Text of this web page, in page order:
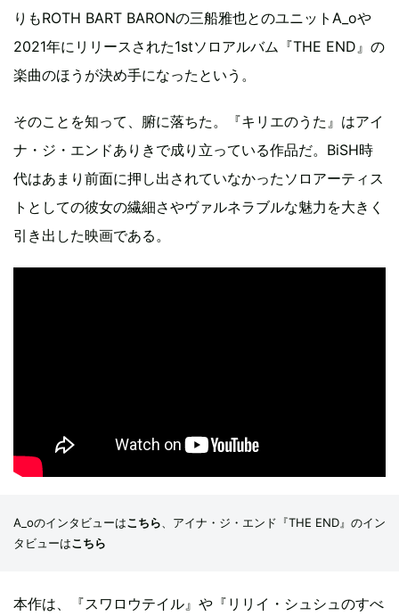
りもROTH BART BARONの三船雅也とのユニットA_oや
2021年にリリースされた1stソロアルバム『THE END』の
楽曲のほうが決め手になったという。
そのことを知って、腑に落ちた。『キリエのうた』はアイ
ナ・ジ・エンドありきで成り立っている作品だ。BiSH時
代はあまり前面に押し出されていなかったソロアーティス
トとしての彼女の繊細さやヴァルネラブルな魅力を大きく
引き出した映画である。
A_oのインタビューはこちら、アイナ・ジ・エンド『THE END』のイン
タビューはこちら
本作は、『スワロウテイル』や『リリイ・シュシュのすべ